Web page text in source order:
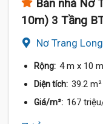
Bán nhà Nơ
10m) 3 Tầng
Nơ Trang
Rộng: 4 m x 10 m
Diện tích: 39.2 m²
Giá/m²: 167